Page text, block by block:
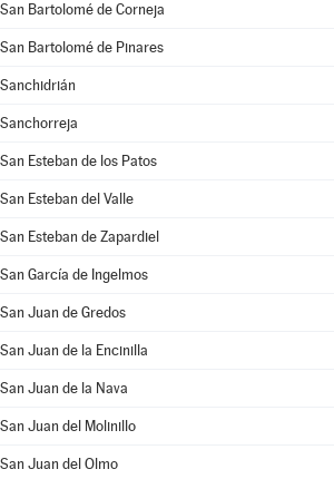
San Bartolomé de Corneja
San Bartolomé de Pinares
Sanchidrián
Sanchorreja
San Esteban de los Patos
San Esteban del Valle
San Esteban de Zapardiel
San García de Ingelmos
San Juan de Gredos
San Juan de la Encinilla
San Juan de la Nava
San Juan del Molinillo
San Juan del Olmo